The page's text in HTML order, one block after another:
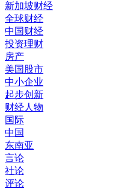
新加坡财经
全球财经
中国财经
投资理财
房产
美国股市
中小企业
起步创新
财经人物
国际
中国
东南亚
言论
社论
评论